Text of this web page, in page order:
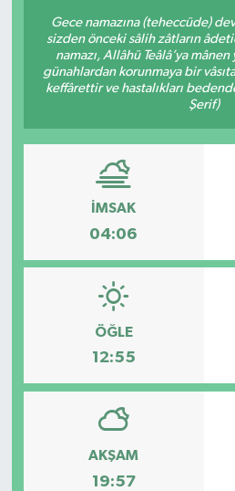
Gece namazına (teheccüde)
sizden önceki sâlih zâtların
namazı, Allâhü Teâlâ’ya
günahlardan korunmaya bir
keffârettir ve hastalıkları
Şerif)
İMSAK
04:06
ÖĞLE
12:55
AKŞAM
19:57